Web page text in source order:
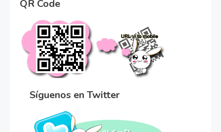
QR Code
Síguenos en Twitter